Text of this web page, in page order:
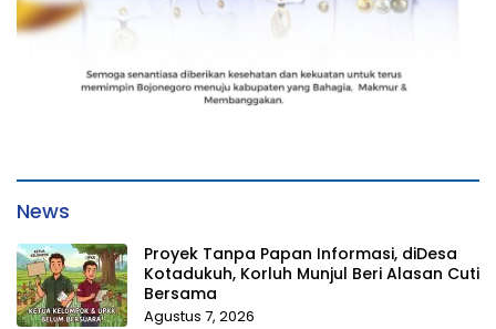
News
Proyek Tanpa Papan Informasi, diDesa
Kotadukuh, Korluh Munjul Beri Alasan Cuti
Bersama
Agustus 7, 2026